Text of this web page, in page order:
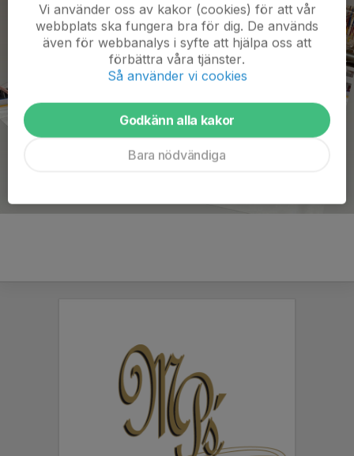
Vi använder oss av kakor (cookies) för att vår
webbplats ska fungera bra för dig. De används
även för webbanalys i syfte att hjälpa oss att
förbättra våra tjänster.
Så använder vi cookies
Godkänn alla kakor
Bara nödvändiga